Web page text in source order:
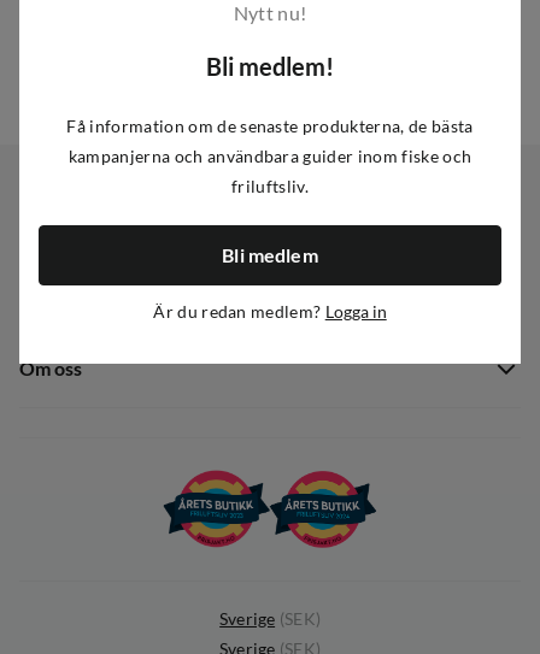
Dataskyddspolicy
Sortiment
Om oss
Sverige (SEK)
Sverige (SEK)
Nytt nu!
Bli medlem!
Få information om de senaste produkterna, de bästa
kampanjerna och användbara guider inom fiske och
friluftsliv.
Bli medlem
Är du redan medlem? Logga in